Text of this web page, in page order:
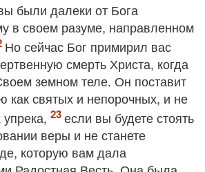
были далеки от Бога
в своем разуме, направленном
Но сейчас Бог примирил вас
смерть Христа, когда
земном теле. Он поставит
как святых и непорочных, и не
если вы будете стоять
веры и не станете
которую вам дала